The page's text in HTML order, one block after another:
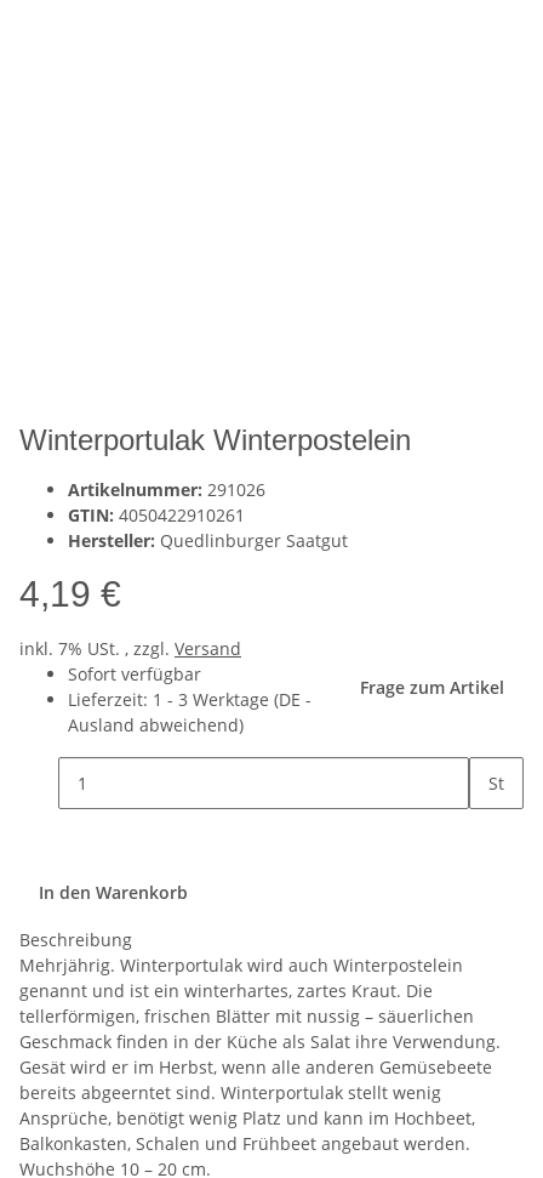
Winterportulak Winterpostelein
Artikelnummer: 291026
GTIN: 4050422910261
Hersteller: Quedlinburger Saatgut
4,19 €
inkl. 7% USt. , zzgl. Versand
Sofort verfügbar
Lieferzeit: 1 - 3 Werktage (DE -
Ausland abweichend)
Frage zum Artikel
St
In den Warenkorb
Beschreibung
Mehrjährig. Winterportulak wird auch Winterpostelein
genannt und ist ein winterhartes, zartes Kraut. Die
tellerförmigen, frischen Blätter mit nussig – säuerlichen
Geschmack finden in der Küche als Salat ihre Verwendung.
Gesät wird er im Herbst, wenn alle anderen Gemüsebeete
bereits abgeerntet sind. Winterportulak stellt wenig
Ansprüche, benötigt wenig Platz und kann im Hochbeet,
Balkonkasten, Schalen und Frühbeet angebaut werden.
Wuchshöhe 10 – 20 cm.